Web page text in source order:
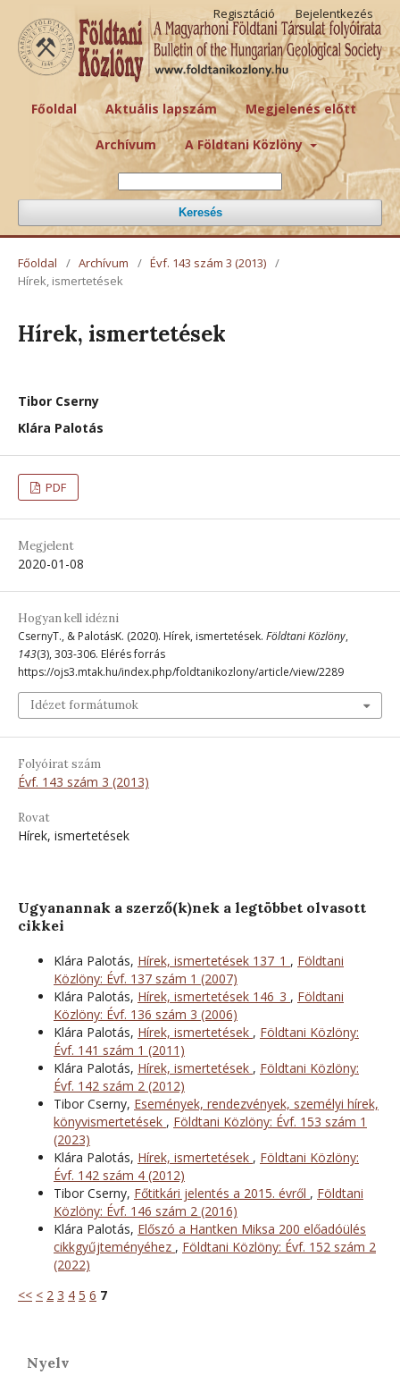
Főoldal Aktuális lapszám Megjelenés előtt
Archívum A Földtani Közlöny
Keresés
Regisztáció Bejelentkezés
Főoldal / Archívum / Évf. 143 szám 3 (2013) /
Hírek, ismertetések
Hírek, ismertetések
Tibor Cserny
Klára Palotás
PDF
Megjelent
2020-01-08
Hogyan kell idézni
CsernyT., & PalotásK. (2020). Hírek, ismertetések. Földtani Közlöny,
143(3), 303-306. Elérés forrás
https://ojs3.mtak.hu/index.php/foldtanikozlony/article/view/2289
Idézet formátumok
Folyóirat szám
Évf. 143 szám 3 (2013)
Rovat
Hírek, ismertetések
Ugyanannak a szerző(k)nek a legtöbbet olvasott
cikkei
Klára Palotás, Hírek, ismertetések 137_1 , Földtani
Közlöny: Évf. 137 szám 1 (2007)
Klára Palotás, Hírek, ismertetések 146_3 , Földtani
Közlöny: Évf. 136 szám 3 (2006)
Klára Palotás, Hírek, ismertetések , Földtani Közlöny:
Évf. 141 szám 1 (2011)
Klára Palotás, Hírek, ismertetések , Földtani Közlöny:
Évf. 142 szám 2 (2012)
Tibor Cserny, Események, rendezvények, személyi hírek,
könyvismertetések , Földtani Közlöny: Évf. 153 szám 1
(2023)
Klára Palotás, Hírek, ismertetések , Földtani Közlöny:
Évf. 142 szám 4 (2012)
Tibor Cserny, Főtitkári jelentés a 2015. évről , Földtani
Közlöny: Évf. 146 szám 2 (2016)
Klára Palotás, Előszó a Hantken Miksa 200 előadóülés
cikkgyűjteményéhez , Földtani Közlöny: Évf. 152 szám 2
(2022)
<< < 2 3 4 5 6 7
Nyelv